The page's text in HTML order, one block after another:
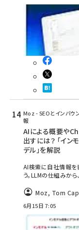
Moz - SEOとインバウ
報
AIによる概要や
出すには？ 「イン
デル」を解説
AI検索に自社情報を
う。LLMの仕組みか
Moz, Tom
6月15日 7:05